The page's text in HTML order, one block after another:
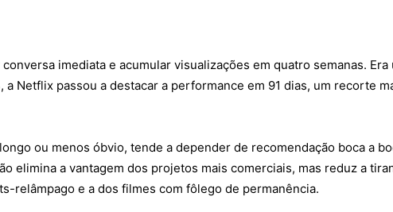
imediata e acumular visualizações em quatro semanas.
Netflix passou a destacar a performance em 91 dias, um recorte
ou menos óbvio, tende a depender de recomendação boca a
elimina a vantagem dos projetos mais comerciais, mas reduz a
relâmpago e a dos filmes com fôlego de permanência.